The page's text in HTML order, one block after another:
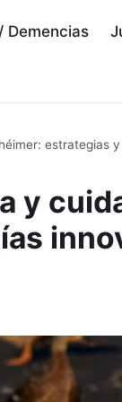
Demencias
estrategias
y